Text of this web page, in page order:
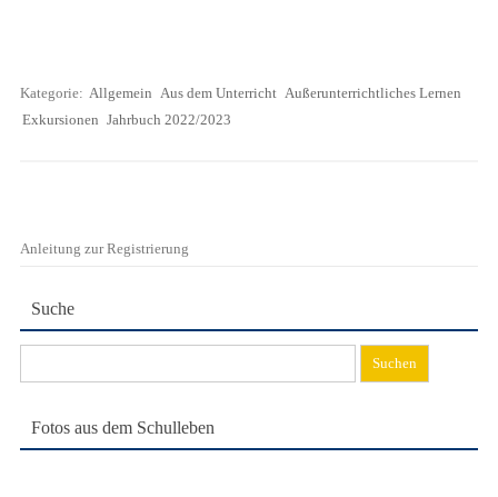
Kategorie: Allgemein Aus dem Unterricht Außerunterrichtliches Lernen
Exkursionen Jahrbuch 2022/2023
Anleitung zur Registrierung
Suche
nach:
Fotos aus dem Schulleben